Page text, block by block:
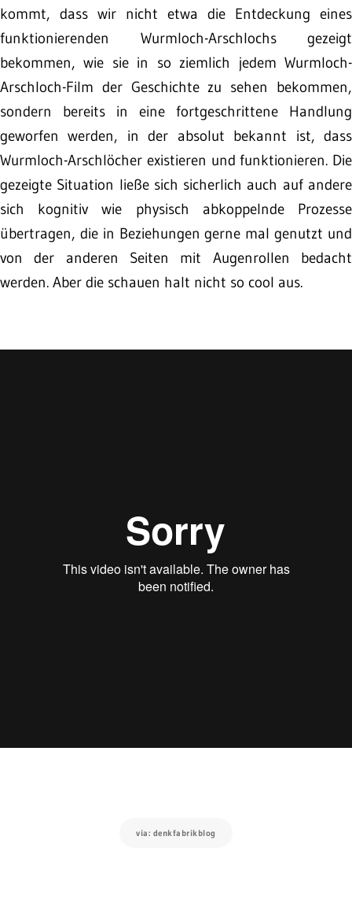
kommt, dass wir nicht etwa die Entdeckung eines
funktionierenden Wurmloch-Arschlochs gezeigt
bekommen, wie sie in so ziemlich jedem Wurmloch-
Arschloch-Film der Geschichte zu sehen bekommen,
sondern bereits in eine fortgeschrittene Handlung
geworfen werden, in der absolut bekannt ist, dass
Wurmloch-Arschlöcher existieren und funktionieren. Die
gezeigte Situation ließe sich sicherlich auch auf andere
sich kognitiv wie physisch abkoppelnde Prozesse
übertragen, die in Beziehungen gerne mal genutzt und
von der anderen Seiten mit Augenrollen bedacht
werden. Aber die schauen halt nicht so cool aus.
via: denkfabrikblog